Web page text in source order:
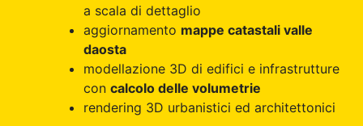
a scala di dettaglio
aggiornamento mappe catastali valle
daosta
modellazione 3D di edifici e infrastrutture
con calcolo delle volumetrie
rendering 3D urbanistici ed architettonici